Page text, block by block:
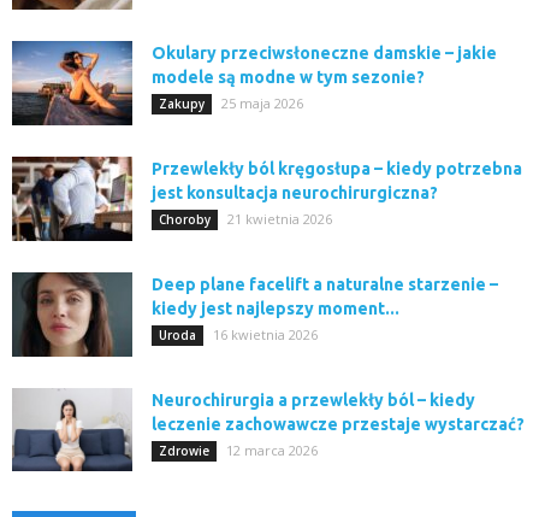
Okulary przeciwsłoneczne damskie – jakie
modele są modne w tym sezonie?
Zakupy 25 maja 2026
Przewlekły ból kręgosłupa – kiedy potrzebna
jest konsultacja neurochirurgiczna?
Choroby 21 kwietnia 2026
Deep plane facelift a naturalne starzenie –
kiedy jest najlepszy moment...
Uroda 16 kwietnia 2026
Neurochirurgia a przewlekły ból – kiedy
leczenie zachowawcze przestaje wystarczać?
Zdrowie 12 marca 2026